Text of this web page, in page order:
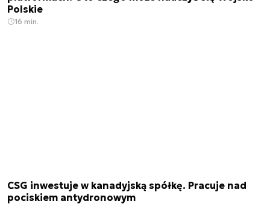
Polskie
16 min.
CSG inwestuje w kanadyjską spółkę. Pracuje nad
pociskiem antydronowym